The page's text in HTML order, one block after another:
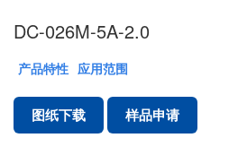
DC-026M-5A-2.0
产品特性 应用范围
图纸下载 样品申请